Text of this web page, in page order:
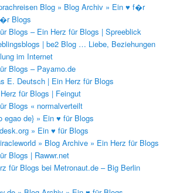
Blog » Blog Archiv » Ein ♥ f�r
Blogs
Blogs – Ein Herz für Blogs | Spreeblick
| be2 Blog … Liebe, Beziehungen
im Internet
Blogs – Payamo.de
E. Deutsch | Ein Herz für Blogs
für Blogs | Feingut
Blogs « normalverteilt
egao de} » Ein ♥ für Blogs
» Ein ♥ für Blogs
» Blog Archive » Ein Herz für Blogs
Blogs | Rawwr.net
für Blogs bei Metronaut.de – Big Berlin